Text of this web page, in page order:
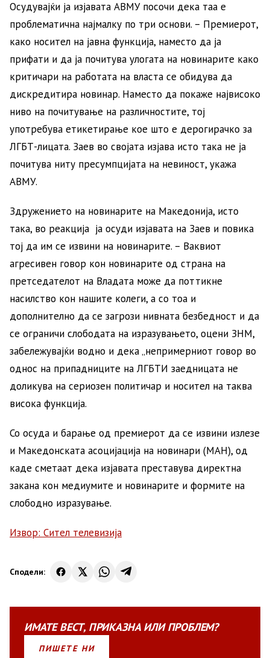
Осудувајќи ја изјавата АВМУ посочи дека таа е
проблематична најмалку по три основи. – Премиерот,
како носител на јавна функција, наместо да ја
прифати и да ја почитува улогата на новинарите како
критичари на работата на власта се обидува да
дискредитира новинар. Наместо да покаже највисоко
ниво на почитување на различностите, тој
употребува етикетирање кое што е дерогирачко за
ЛГБТ-лицата. Заев во својата изјава исто така не ја
почитува ниту пресумпцијата на невиност, укажа
АВМУ.
Здружението на новинарите на Македонија, исто
така, во реакција ја осуди изјавата на Заев и повика
тој да им се извини на новинарите. – Ваквиот
агресивен говор кон новинарите од страна на
претседателот на Владата може да поттикне
насилство кон нашите колеги, а со тоа и
дополнително да се загрози нивната безбедност и да
се ограничи слободата на изразувањето, оцени ЗНМ,
забележувајќи водно и дека „непримерниот говор во
однос на припадниците на ЛГБТИ заедницата не
доликува на сериозен политичар и носител на таква
висока функција.
Со осуда и барање од премиерот да се извини излезе
и Македонската асоцијација на новинари (МАН), од
каде сметаат дека изјавата преставува директна
закана кон медиумите и новинарите и формите на
слободно изразување.
Извор: Сител телевизија
Сподели:
ИМАТЕВЕСТ, ПРИКАЗНАИЛИПРОБЛЕМ?
ПИШЕТЕ НИ